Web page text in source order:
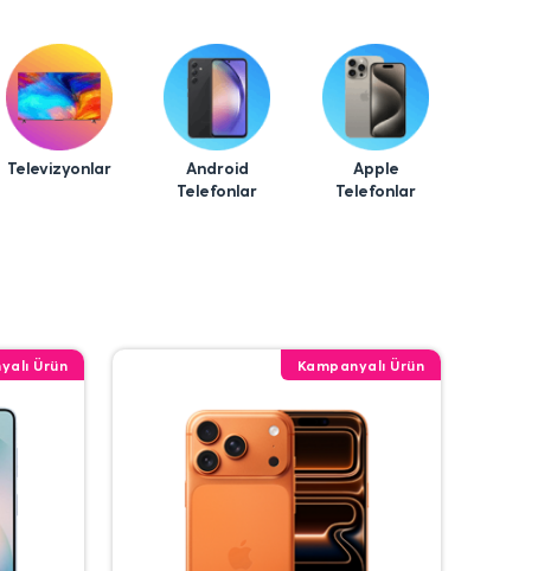
Televizyonlar
Android
Telefonlar
Apple
Telefonlar
Ürün Kampanyalı Ürün